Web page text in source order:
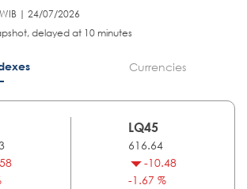
| 24/07/2026
delayed at 10 minutes
Currencies
LQ45
616.64
-10.48
-1.67 %